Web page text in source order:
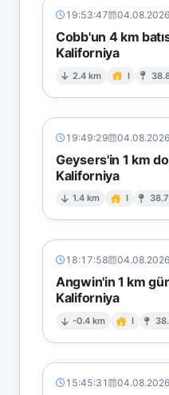
19:53:47 04.08.2026
Cobb'un 4 km
Kaliforniya
2.4 km I
19:49:29 04.08.2026
Geysers'in 1 km
Kaliforniya
1.4 km I
18:17:58 04.08.2026
Angwin'in 1 km
Kaliforniya
-0.4 km I
15:45:31 04.08.2026